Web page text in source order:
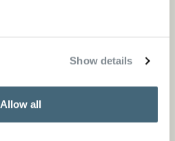
Show details
Allow all